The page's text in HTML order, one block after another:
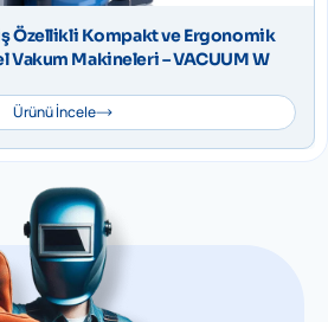
Özellikli Kompakt ve Ergonomik
Vakum Makineleri – VACUUM W
Ürünü İncele